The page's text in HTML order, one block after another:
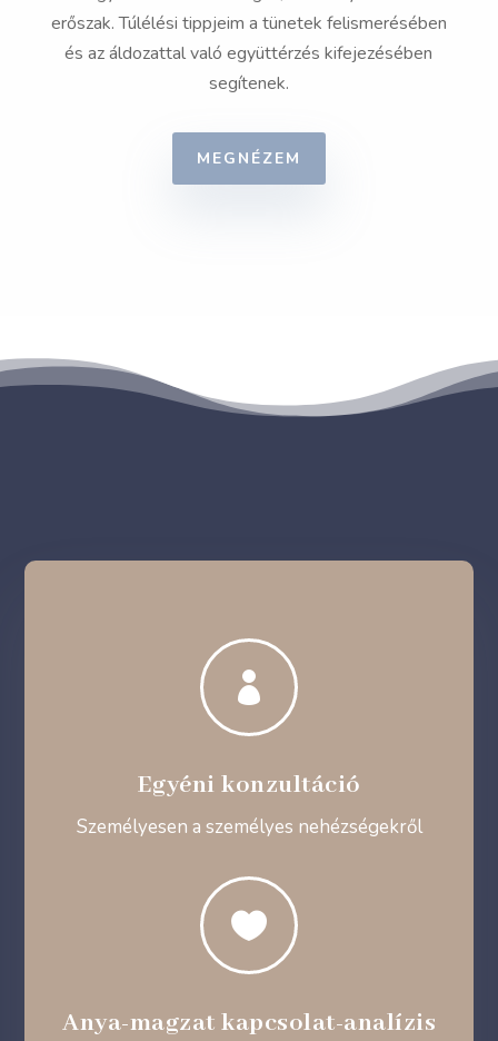
erőszak. Túlélési tippjeim a tünetek felismerésében
és az áldozattal való együttérzés kifejezésében
segítenek.
MEGNÉZEM

Egyéni konzultáció
Személyesen a személyes nehézségekről

Anya-magzat kapcsolat-analízis